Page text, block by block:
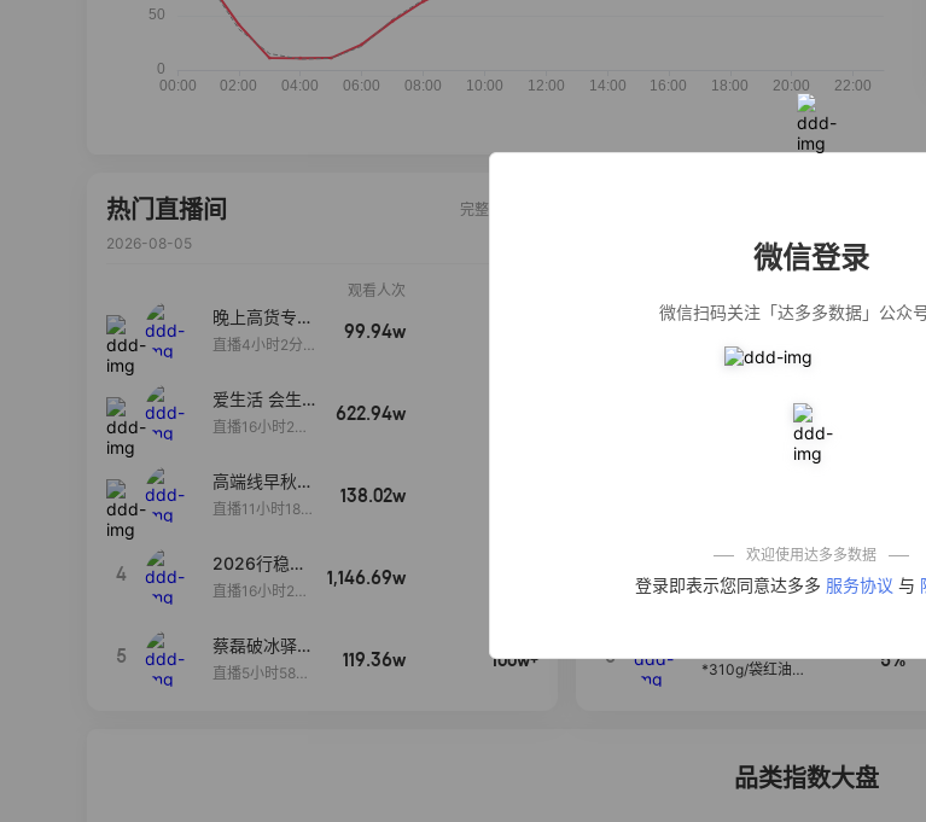
微信登录
微信扫码关注「达多多数据」公众
欢迎使用达多多数据
登录即表示您同意达多多 服务协议 与
热门直播间
完整榜单
2026-08-05
观看人次
晚上高货专场
大放漏
直播4小时2分5
99.94w
爱生活 会生
活
直播16小时24
622.94w
高端线早秋现
货首发
直播11小时18分
138.02w
4
2026行稳致
远
直播16小时20
1,146.69w
5
蔡磊破冰驿站
直播间好物分
直播5小时58分
119.36w 100w+
【净浮生】油污
重油污去油王污
公仔牌顽渍净洗
衣粉轻松搓洗去
污渍除菌除螨3倍
洁净去渍家用去
料袋厨房抽绳式
一品欢【10包鲜
凉皮】红油麻酱
10%
5
*310g/袋红油麻
5%
品类指数大盘